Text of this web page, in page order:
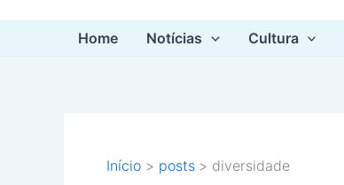
Home Notícias Cultura
Início posts diversidade